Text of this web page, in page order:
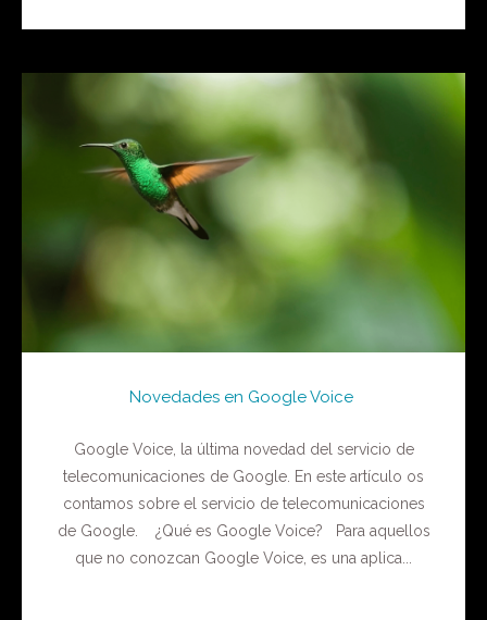
Novedades en Google Voice
Google Voice, la última novedad del servicio de
telecomunicaciones de Google. En este artículo os
contamos sobre el servicio de telecomunicaciones
de Google. ¿Qué es Google Voice? Para aquellos
que no conozcan Google Voice, es una aplica...